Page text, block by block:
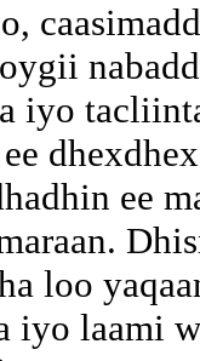
iyo
ee
loo
iyo laami